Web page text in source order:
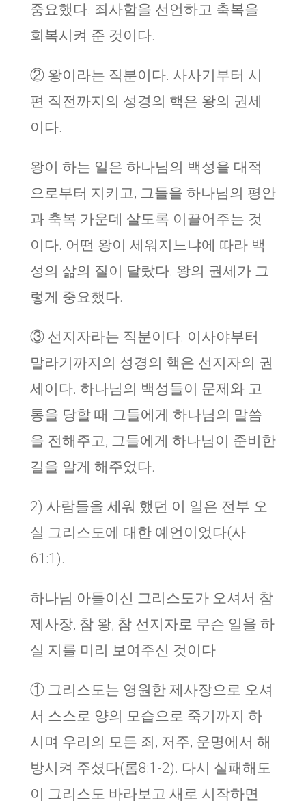
중요했다. 죄사함을 선언하고 축복을
회복시켜 준 것이다.
② 왕이라는 직분이다. 사사기부터 시
편 직전까지의 성경의 핵은 왕의 권세
이다.
왕이 하는 일은 하나님의 백성을 대적
으로부터 지키고, 그들을 하나님의 평안
과 축복 가운데 살도록 이끌어주는 것
이다. 어떤 왕이 세워지느냐에 따라 백
성의 삶의 질이 달랐다. 왕의 권세가 그
렇게 중요했다.
③ 선지자라는 직분이다. 이사야부터
말라기까지의 성경의 핵은 선지자의 권
세이다. 하나님의 백성들이 문제와 고
통을 당할 때 그들에게 하나님의 말씀
을 전해주고, 그들에게 하나님이 준비한
길을 알게 해주었다.
2) 사람들을 세워 했던 이 일은 전부 오
실 그리스도에 대한 예언이었다(사
61:1).
하나님 아들이신 그리스도가 오셔서 참
제사장, 참 왕, 참 선지자로 무슨 일을 하
실 지를 미리 보여주신 것이다
① 그리스도는 영원한 제사장으로 오셔
서 스스로 양의 모습으로 죽기까지 하
시며 우리의 모든 죄, 저주, 운명에서 해
방시켜 주셨다(롬8:1-2). 다시 실패해도
이 그리스도 바라보고 새로 시작하면